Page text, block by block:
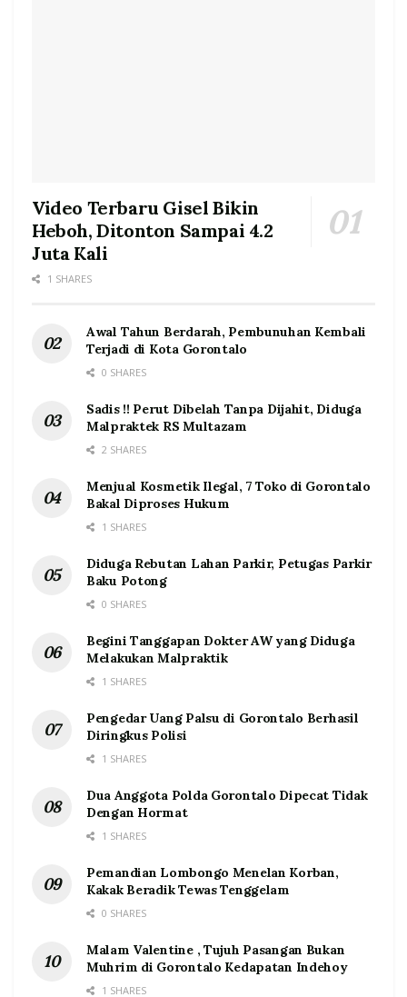
Video Terbaru Gisel Bikin
Heboh, Ditonton Sampai 4.2
Juta Kali
1 SHARES
Awal Tahun Berdarah, Pembunuhan Kembali
Terjadi di Kota Gorontalo
0 SHARES
Sadis !! Perut Dibelah Tanpa Dijahit, Diduga
Malpraktek RS Multazam
2 SHARES
Menjual Kosmetik Ilegal, 7 Toko di Gorontalo
Bakal Diproses Hukum
1 SHARES
Diduga Rebutan Lahan Parkir, Petugas Parkir
Baku Potong
0 SHARES
Begini Tanggapan Dokter AW yang Diduga
Melakukan Malpraktik
1 SHARES
Pengedar Uang Palsu di Gorontalo Berhasil
Diringkus Polisi
1 SHARES
Dua Anggota Polda Gorontalo Dipecat Tidak
Dengan Hormat
1 SHARES
Pemandian Lombongo Menelan Korban,
Kakak Beradik Tewas Tenggelam
0 SHARES
Malam Valentine , Tujuh Pasangan Bukan
Muhrim di Gorontalo Kedapatan Indehoy
1 SHARES